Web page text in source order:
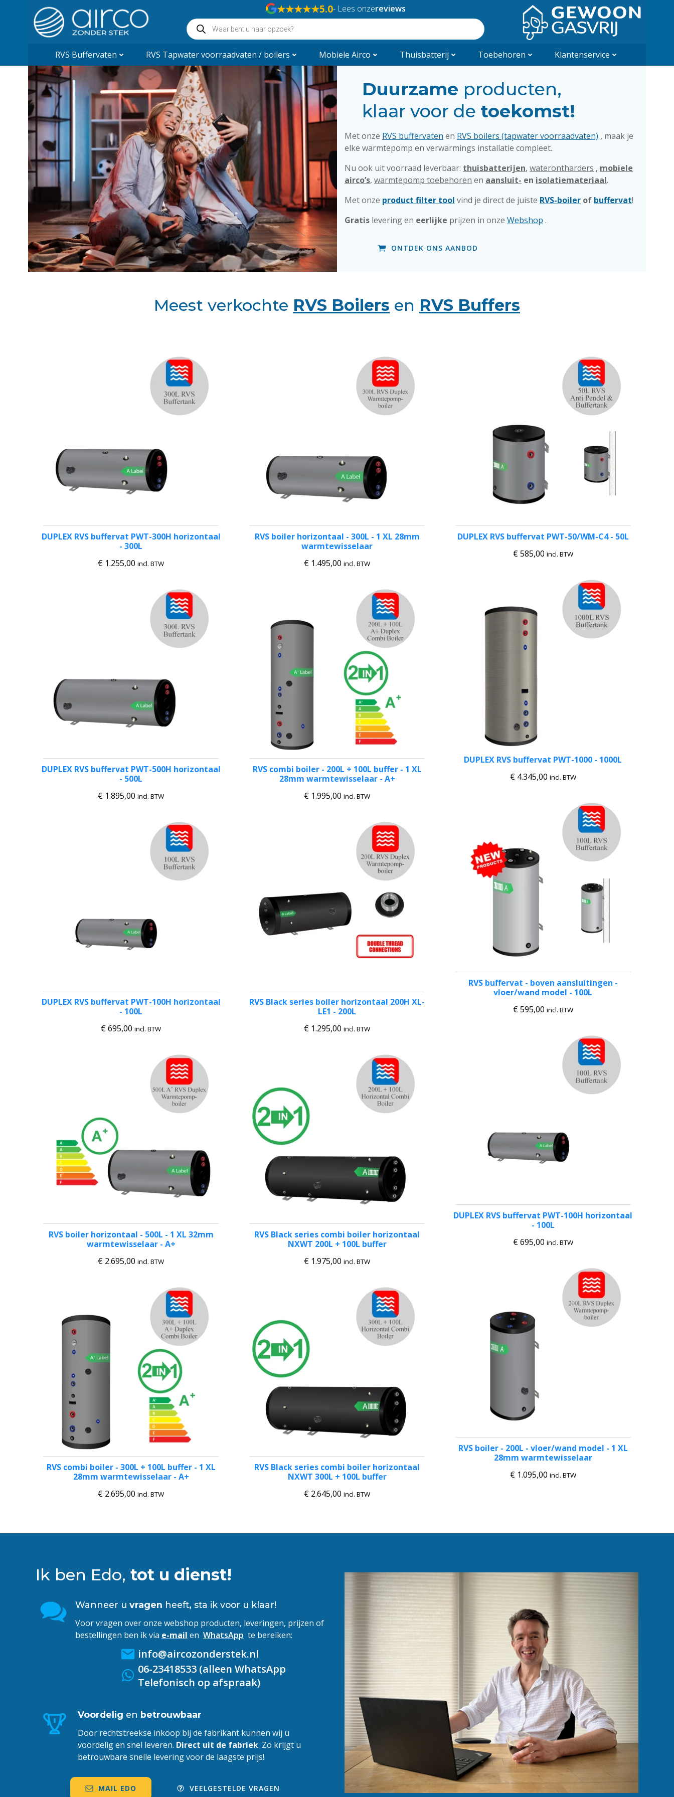
★★★★★5.0- Lees onzereviews
Producten
zoeken
RVS Buffervaten RVS Tapwater voorraadvaten / boilers Mobiele Airco Thuisbatterij Toebehoren Klantenservice
Duurzame producten,
klaar voor de toekomst!
Met onze RVS buffervaten en RVS boilers (tapwater voorraadvaten) , maak je
elke warmtepomp en verwarmings installatie compleet.
Nu ook uit voorraad leverbaar: thuisbatterijen, waterontharders , mobiele
airco’s, warmtepomp toebehoren en aansluit- en isolatiemateriaal.
Met onze product filter tool vind je direct de juiste RVS-boiler of buffervat!
Gratis levering en eerlijke prijzen in onze Webshop .
ONTDEK ONS AANBOD
Meest verkochte RVS Boilers en RVS Buffers
DUPLEX RVS buffervat PWT-300H horizontaal
- 300L
€ 1.255,00 incl. BTW
DUPLEX RVS buffervat PWT-500H horizontaal
- 500L
€ 1.895,00 incl. BTW
DUPLEX RVS buffervat PWT-100H horizontaal
- 100L
€695,00 incl. BTW
RVS boiler horizontaal - 500L - 1 XL 32mm
warmtewisselaar - A+
€ 2.695,00 incl. BTW
RVS combi boiler - 300L + 100L buffer - 1 XL
28mm warmtewisselaar - A+
€ 2.695,00 incl. BTW
RVS boiler horizontaal - 300L - 1 XL 28mm
warmtewisselaar
€ 1.495,00 incl. BTW
RVS combi boiler - 200L + 100L buffer - 1 XL
28mm warmtewisselaar - A+
€ 1.995,00 incl. BTW
RVS Black series boiler horizontaal 200H XL-
LE1 - 200L
€ 1.295,00 incl. BTW
RVS Black series combi boiler horizontaal
NXWT 200L + 100L buffer
€ 1.975,00 incl. BTW
RVS Black series combi boiler horizontaal
NXWT 300L + 100L buffer
€ 2.645,00 incl. BTW
DUPLEX RVS buffervat PWT-50/WM-C4 - 50L
€585,00 incl. BTW
DUPLEX RVS buffervat PWT-1000 - 1000L
€4.345,00 incl. BTW
RVS buffervat - boven aansluitingen -
vloer/wand model - 100L
€595,00 incl. BTW
DUPLEX RVS buffervat PWT-100H horizontaal
- 100L
€695,00 incl. BTW
RVS boiler - 200L - vloer/wand model - 1 XL
28mm warmtewisselaar
€1.095,00 incl. BTW
Ik ben Edo, tot u dienst!
Wanneer u vragen heeft, sta ik voor u klaar!
Voor vragen over onze webshop producten, leveringen, prijzen of
bestellingen ben ikvia e-mail en WhatsApp te bereiken:
info@aircozonderstek.nl
06-23418533 (alleen WhatsApp
Telefonisch op afspraak)
Voordelig en betrouwbaar
Door rechtstreekse inkoop bij de fabrikant kunnen wij u
voordelig en snel leveren. Direct uit de fabriek. Zo krijgt u
betrouwbare snelle levering voor de laagste prijs!
MAIL EDO VEELGESTELDE VRAGEN